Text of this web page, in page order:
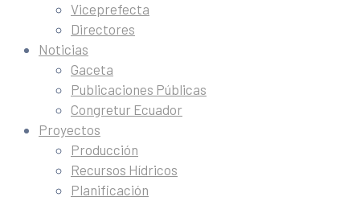
Viceprefecta
Directores
Noticias
Gaceta
Publicaciones Públicas
Congretur Ecuador
Proyectos
Producción
Recursos Hídricos
Planificación